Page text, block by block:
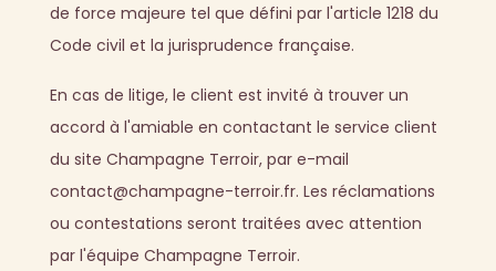
de force majeure tel que défini par l'article 1218 du
Code civil et la jurisprudence française.
En cas de litige, le client est invité à trouver un
accord à l'amiable en contactant le service client
du site Champagne Terroir, par e-mail
contact@champagne-terroir.fr. Les réclamations
ou contestations seront traitées avec attention
par l'équipe Champagne Terroir.